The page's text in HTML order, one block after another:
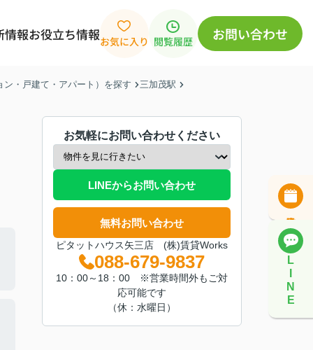
情報お役立ち情報お気に入り 閲覧履歴 お問い合わせ
L
N
E
ン・戸建て・アパート）を探す 三加茂駅
お気軽にお問い合わせください
LINEからお問い合わせ
無料お問い合わせ
ピタットハウス矢三店 (株)賃貸Works
088-679-9837
10：00～18：00 ※営業時間外もご対
応可能です
（休：水曜日）